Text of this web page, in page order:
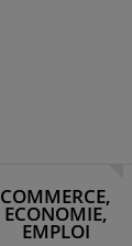
COMMERCE,
ECONOMIE,
EMPLOI